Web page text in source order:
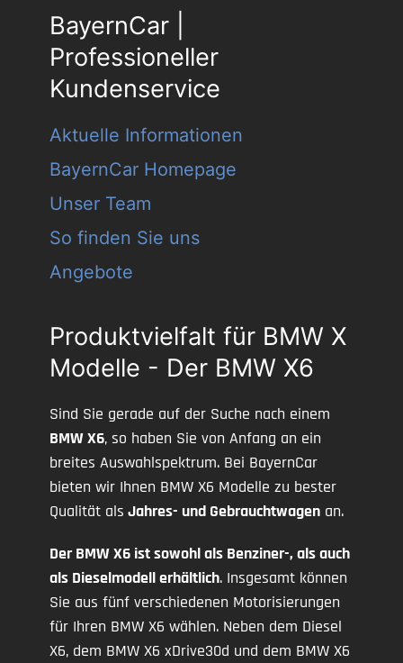
BayernCar |
Professioneller
Kundenservice
Aktuelle Informationen
BayernCar Homepage
Unser Team
So finden Sie uns
Angebote
Produktvielfalt für BMW X
Modelle - Der BMW X6
Sind Sie gerade auf der Suche nach einem
BMW X6, so haben Sie von Anfang an ein
breites Auswahlspektrum. Bei BayernCar
bieten wir Ihnen BMW X6 Modelle zu bester
Qualität als Jahres- und Gebrauchtwagen an.
Der BMW X6 ist sowohl als Benziner-, als auch
als Dieselmodell erhältlich. Insgesamt können
Sie aus fünf verschiedenen Motorisierungen
für Ihren BMW X6 wählen. Neben dem Diesel
X6, dem BMW X6 xDrive30d und dem BMW X6